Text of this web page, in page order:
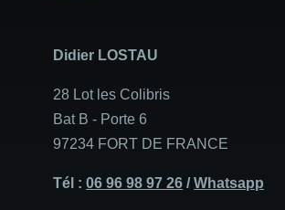
Didier LOSTAU
28 Lot les Colibris
Bat B - Porte 6
97234 FORT DE FRANCE
Tél :06 96 98 97 26 /Whatsapp